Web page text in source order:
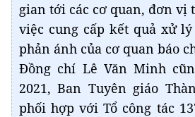
gian tới các cơ quan, đơn vị
việc cung cấp kết quả xử
phản ánh của cơ quan báo
Đồng chí Lê Văn Minh
2021, Ban Tuyên giáo
phối hợp với Tổ công tác